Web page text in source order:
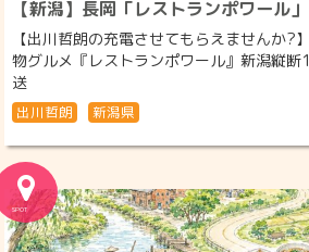
【新潟】長岡「レストランポワール」
【出川哲朗の充電させてもらえませんか?
物グルメ『レストランポワール』新潟縦
送
出川哲朗 新潟県